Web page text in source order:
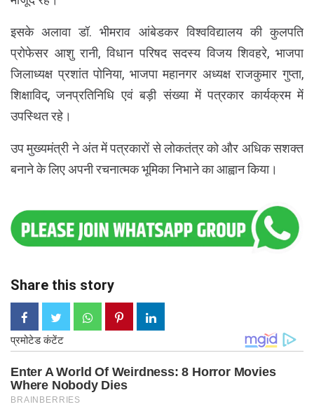
इसके अलावा डॉ. भीमराव आंबेडकर विश्वविद्यालय की कुलपति
प्रोफेसर आशु रानी, विधान परिषद सदस्य विजय शिवहरे, भाजपा
जिलाध्यक्ष प्रशांत पोनिया, भाजपा महानगर अध्यक्ष राजकुमार गुप्ता,
शिक्षाविद्, जनप्रतिनिधि एवं बड़ी संख्या में पत्रकार कार्यक्रम में
उपस्थित रहे।
उप मुख्यमंत्री ने अंत में पत्रकारों से लोकतंत्र को और अधिक सशक्त
बनाने के लिए अपनी रचनात्मक भूमिका निभाने का आह्वान किया।
Share this story